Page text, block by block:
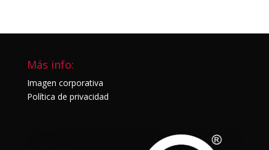
Más info:
Imagen corporativa
Política de privacidad